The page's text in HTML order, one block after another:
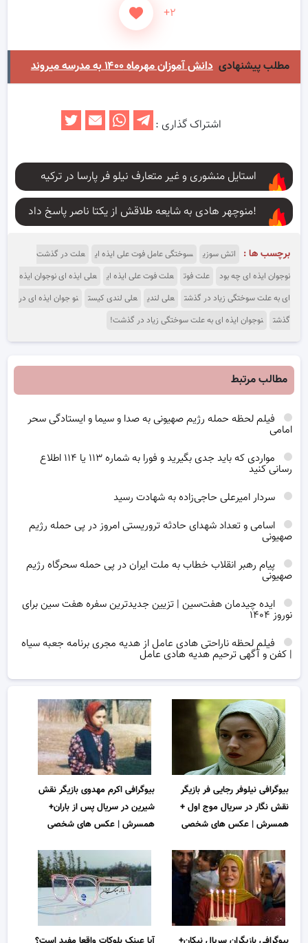
+۲
مطلب پیشنهادی دانش آموزان مهرماه ۱۴۰۰ به مدرسه میروند
اشتراک گذاری :
استایل منشوری و غیر متعارف نیلو فر پارسا در ترکیه
منوچهر هادی به شایعه طلاقش از یکتا ناصر پاسخ داد!
برچسب ها : اتش سوزی سوختگی عامل فوت علی ایذه ای
علت در گذشت
نوجوان ایذه ای چه بود
علت فوت علت فوت علی ایذه ای
علی ایذه ای نوجوان ایذه
ای به علت سوختگی زیاد در گذشت
علی لندی علی لندی کیست
نو جوان ایذه ای در
گذشت
نوجوان ایذه ای به علت سوختگی زیاد در گذشت!
مطالب مرتبط
فیلم لحظه حمله رژیم صهیونی به صدا و سیما و ایستادگی سحر
امامی
مواردی که باید جدی بگیرید و فورا به شماره ۱۱۳ یا ۱۱۴ اطلاع
رسانی کنید
سردار امیرعلی حاجی‌زاده به شهادت رسید
اسامی و تعداد شهدای حادثه تروریستی امروز در پی حمله رژیم
صهیونی
پیام رهبر انقلاب خطاب به ملت ایران در پی حمله سحرگاه رژیم
صهیونی
ایده چیدمان هفت‌سین | تزیین جدیدترین سفره هفت سین برای
نوروز ۱۴۰۴
فیلم لحظه ناراحتی هادی عامل از هدیه مجری برنامه جعبه سیاه
| کفن و آگهی ترحیم هدیه هادی عامل
بیوگرافی نیلوفر رجایی فر بازیگر
نقش نگار در سریال موج اول +
همسرش | عکس های شخصی
بیوگرافی اکرم مهدوی بازیگر نقش
شیرین در سریال پس از باران+
همسرش | عکس های شخصی